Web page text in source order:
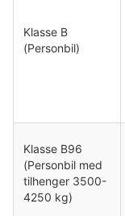
Klasse B
(Personbil)
Klasse B96
(Personbil med
tilhenger 3500-
4250 kg)